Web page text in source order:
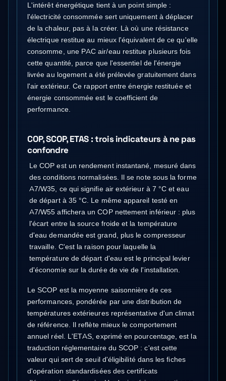
L'intérêt énergétique tient à un point simple :
l'électricité consommée sert uniquement à déplacer
de la chaleur, pas à la créer. Là où une résistance
électrique restitue au mieux l'équivalent de ce qu'elle
consomme, une PAC air/eau restitue plusieurs fois
cette quantité, parce que l'essentiel de l'énergie
livrée au logement a été prélevée gratuitement dans
l'air extérieur. Ce rapport entre énergie restituée et
énergie consommée est le coefficient de
performance.
COP, SCOP, ETAS : trois indicateurs à ne pas
confondre
Le COP est un rendement instantané, mesuré dans
des conditions normalisées. Il se note sous la forme
A7/W35, ce qui signifie air extérieur à 7 °C et eau
de départ à 35 °C. Le même appareil testé en
A7/W55 affichera un COP nettement inférieur : plus
l'écart entre la source froide et la température
d'eau demandée est grand, plus le compresseur
travaille. C'est la raison pour laquelle la
température de départ d'eau est le principal levier
d'économie sur la durée de vie de l'installation.
Le SCOP est la moyenne saisonnière de ces
performances, pondérée par une distribution de
températures extérieures représentative d'un climat
de référence. Il reflète mieux le comportement
annuel réel. L'ETAS, exprimé en pourcentage, est la
traduction réglementaire du SCOP : c'est cette
valeur qui sert de seuil d'éligibilité dans les fiches
d'opération standardisées des certificats